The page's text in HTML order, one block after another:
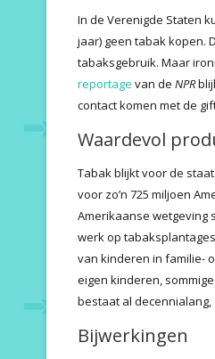
In de Verenigde Staten
jaar) geen tabak kopen.
tabaksgebruik. Maar
reportage van de NPR
contact komen met de
Waardevol
Tabak blijkt voor de
voor zo’n 725 miljoen
Amerikaanse wetgeving
werk op
van kinderen in familie-
eigen kinderen,
bestaat al
Bijwerkingen